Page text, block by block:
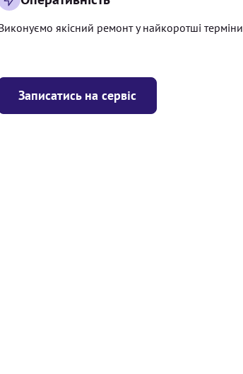
Записатись на сервіс
якісний ремонт у найкоротші терміни